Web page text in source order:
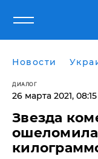
Новости
ДИАЛОГ
26 марта 2021, 08:15
Звезда